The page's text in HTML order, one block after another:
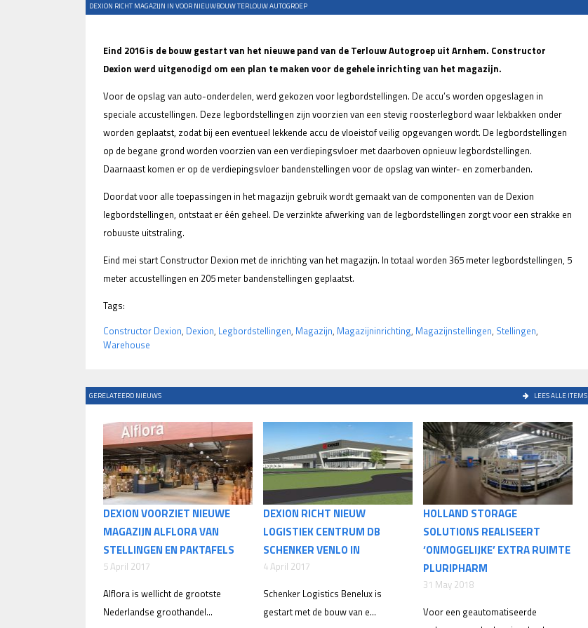
DEXION RICHT MAGAZIJN IN VOOR NIEUWBOUW TERLOUW AUTOGROEP
Eind 2016 is de bouw gestart van het nieuwe pand van de Terlouw Autogroep uit Arnhem. Constructor
Dexion werd uitgenodigd om een plan te maken voor de gehele inrichting van het magazijn.
Voor de opslag van auto-onderdelen, werd gekozen voor legbordstellingen. De accu’s worden opgeslagen in
speciale accustellingen. Deze legbordstellingen zijn voorzien van een stevig roosterlegbord waar lekbakken onder
worden geplaatst, zodat bij een eventueel lekkende accu de vloeistof veilig opgevangen wordt. De legbordstellingen
op de begane grond worden voorzien van een verdiepingsvloer met daarboven opnieuw legbordstellingen.
Daarnaast komen er op de verdiepingsvloer bandenstellingen voor de opslag van winter- en zomerbanden.
Doordat voor alle toepassingen in het magazijn gebruik wordt gemaakt van de componenten van de Dexion
legbordstellingen, ontstaat er één geheel. De verzinkte afwerking van de legbordstellingen zorgt voor een strakke en
robuuste uitstraling.
Eind mei start Constructor Dexion met de inrichting van het magazijn. In totaal worden 365 meter legbordstellingen, 5
meter accustellingen en 205 meter bandenstellingen geplaatst.
Tags:
Constructor Dexion, Dexion, Legbordstellingen, Magazijn, Magazijninrichting, Magazijnstellingen, Stellingen,
Warehouse
GERELATEERD NIEUWS LEES ALLE ITEMS
DEXION VOORZIET NIEUWE
MAGAZIJN ALFLORA VAN
STELLINGEN EN PAKTAFELS
5 April 2017
Alflora is wellicht de grootste
Nederlandse groothandel...
DEXION RICHT NIEUW
LOGISTIEK CENTRUM DB
SCHENKER VENLO IN
4 April 2017
Schenker Logistics Benelux is
gestart met de bouw van e...
HOLLAND STORAGE
SOLUTIONS REALISEERT
‘ONMOGELIJKE’ EXTRA RUIMTE
PLURIPHARM
31 May 2018
Voor een geautomatiseerde